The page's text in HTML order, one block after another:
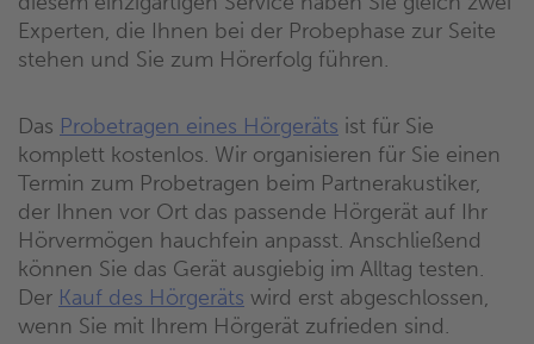
Experten, die Ihnen bei der Probephase zur Seite
stehen und Sie zum Hörerfolg führen.
Das Probetragen eines Hörgeräts ist für Sie
komplett kostenlos. Wir organisieren für Sie einen
Termin zum Probetragen beim Partnerakustiker,
der Ihnen vor Ort das passende Hörgerät auf Ihr
Hörvermögen hauchfein anpasst. Anschließend
können Sie das Gerät ausgiebig im Alltag testen.
Der Kauf des Hörgeräts wird erst abgeschlossen,
wenn Sie mit Ihrem Hörgerät zufrieden sind.